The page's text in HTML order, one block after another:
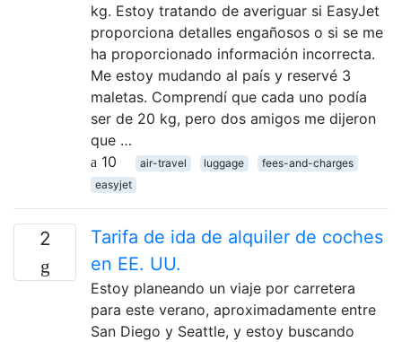
kg. Estoy tratando de averiguar si EasyJet
proporciona detalles engañosos o si se me
ha proporcionado información incorrecta.
Me estoy mudando al país y reservé 3
maletas. Comprendí que cada uno podía
ser de 20 kg, pero dos amigos me dijeron
que …
10
air-travel luggage
fees-and-charges
easyjet
2
Tarifa de ida de alquiler de coches
en EE. UU.
Estoy planeando un viaje por carretera
para este verano, aproximadamente entre
San Diego y Seattle, y estoy buscando